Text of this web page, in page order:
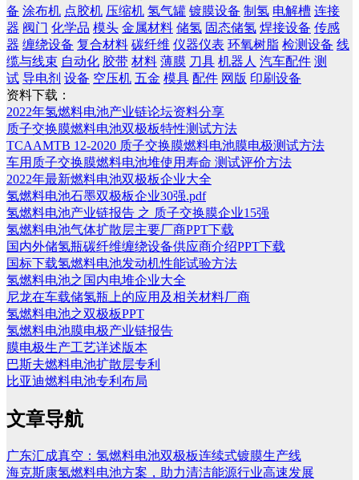
备 涂布机 点胶机 压缩机 氢气罐 镀膜设备 制氢 电解槽 连接
器 阀门 化学品 模头 金属材料 储氢 固态储氢 焊接设备 传感
器 缠绕设备 复合材料 碳纤维 仪器仪表 环氧树脂 检测设备 线
缆与线束 自动化 胶带 材料 薄膜 刀具 机器人 汽车配件 测
试 导电剂 设备 空压机 五金 模具 配件 网版 印刷设备
资料下载：
2022年氢燃料电池产业链论坛资料分享
质子交换膜燃料电池双极板特性测试方法
TCAAMTB 12-2020 质子交换膜燃料电池膜电极测试方法
车用质子交换膜燃料电池堆使用寿命 测试评价方法
2022年最新燃料电池双极板企业大全
氢燃料电池石墨双极板企业30强.pdf
氢燃料电池产业链报告 之 质子交换膜企业15强
氢燃料电池气体扩散层主要厂商PPT下载
国内外储氢瓶碳纤维缠绕设备供应商介绍PPT下载
国标下载氢燃料电池发动机性能试验方法
氢燃料电池之国内电堆企业大全
尼龙在车载储氢瓶上的应用及相关材料厂商
氢燃料电池之双极板PPT
氢燃料电池膜电极产业链报告
膜电极生产工艺详述版本
巴斯夫燃料电池扩散层专利
比亚迪燃料电池专利布局
文章导航
广东汇成真空：氢燃料电池双极板连续式镀膜生产线
海克斯康氢燃料电池方案，助力清洁能源行业高速发展